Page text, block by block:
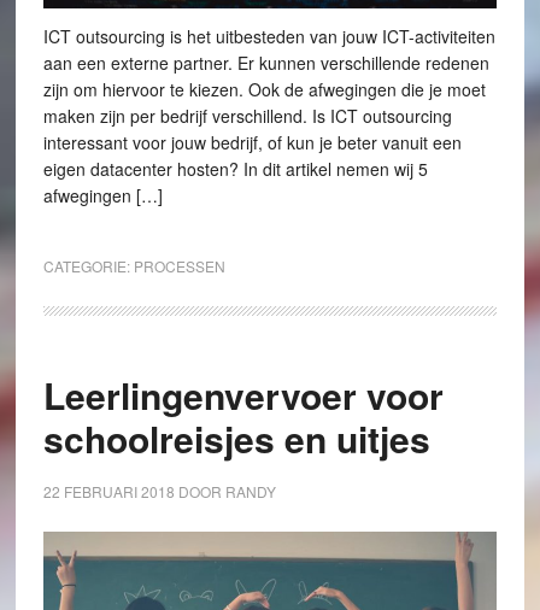
ICT outsourcing is het uitbesteden van jouw ICT-activiteiten
aan een externe partner. Er kunnen verschillende redenen
zijn om hiervoor te kiezen. Ook de afwegingen die je moet
maken zijn per bedrijf verschillend. Is ICT outsourcing
interessant voor jouw bedrijf, of kun je beter vanuit een
eigen datacenter hosten? In dit artikel nemen wij 5
afwegingen […]
CATEGORIE: PROCESSEN
Leerlingenvervoer voor
schoolreisjes en uitjes
22 FEBRUARI 2018 DOOR RANDY